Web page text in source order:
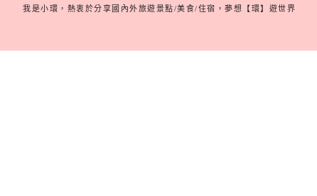
我是小環，熱衷於分享國內外旅遊景點/美食/住宿，夢想【環】遊世界